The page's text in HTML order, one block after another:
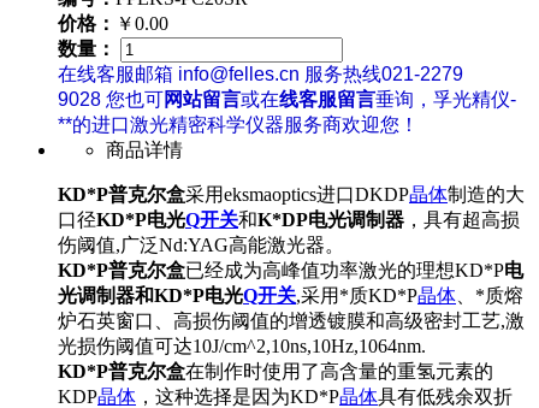
价格： ￥0.00
数量：
在线客服邮箱 info@felles.cn 服务热线021-2279
9028 您也可网站留言或在线客服留言垂询，孚光精仪-
**的进口激光精密科学仪器服务商欢迎您！
商品详情
KD*P普克尔盒采用eksmaoptics进口DKDP晶体制造的大
口径KD*P电光Q开关和K*DP电光调制器 ，具有超高损
伤阈值,广泛Nd:YAG高能激光器。
KD*P普克尔盒已经成为高峰值功率激光的理想KD*P电
光调制器和KD*P电光Q开关,采用*质KD*P晶体 、*质熔
炉石英窗口、高损伤阈值的增透镀膜和高级密封工艺,激
光损伤阈值可达10J/cm^2,10ns,10Hz,1064nm.
KD*P普克尔盒在制作时使用了高含量的重氢元素的
KDP晶体 ，这种选择是因为KD*P晶体具有低残余双折